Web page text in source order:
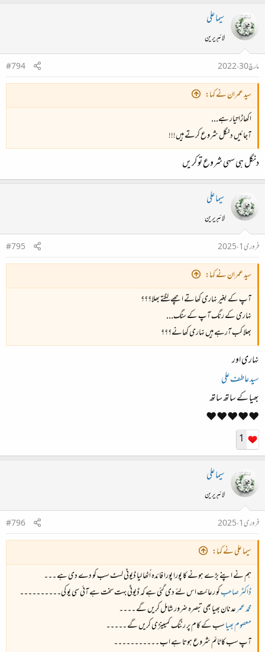
سیما علی
لائبریرین
مارچ 30، 2022
#794
سید عمران نے کہا:
اکھاڑا تیار ہے...
آجائیں دنگل شروع کرتے ہیں!!!
دنگل ہی سہی شروع تو کریں
سیما علی
لائبریرین
فروری 1، 2025
#795
سید عمران نے کہا:
آپ کے بغیر نہاری کھاتے اچھے لگتے بھلا؟؟؟
نہاری کے رنگ آپ کے سنگ...
بھلا کب آرہے ہیں نہاری کھانے؟؟؟
نہاری اور
سید عاطف علی
بھیا کے ساتھ ساتھ
❤️❤️❤️❤️❤️
1
سیما علی
لائبریرین
فروری 1، 2025
#796
سیما علی نے کہا:
ہم نے اپنے بڑے ہونے کا پورا پورا فائدہ اُٹھا لیا ڈیوٹی لسٹ سب کو دے دی ہے ۔۔۔
ڈاکٹر صاحبکو رعائت اس لئے دی گئی ہے کہ ڈیوٹی بہت سخت ہے آئی سی یو کی۔۔۔۔۔۔۔۔۔۔
محمد عمرعدنان بھیا بھی تبصرہ ضرور شامل کریں گے ۔۔۔۔
معصوم بھیاسب کے کام پر رننگ کمیینڑی کریں گے ۔۔۔۔۔
آپ سب کا ٹائم شروع ہوتا ہے اب ۔۔۔۔۔۔۔۔۔۔۔